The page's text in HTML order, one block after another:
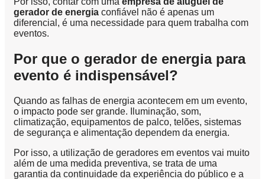
gerador de energia confiável não é apenas um
diferencial, é uma necessidade para quem trabalha com
eventos.
Por que o gerador de energia para
evento é indispensável?
Quando as falhas de energia acontecem em um evento,
o impacto pode ser grande. Iluminação, som,
climatização, equipamentos de palco, telões, sistemas
de segurança e alimentação dependem da energia.
Por isso, a utilização de geradores em eventos vai muito
além de uma medida preventiva, se trata de uma
garantia da continuidade da experiência do público e a